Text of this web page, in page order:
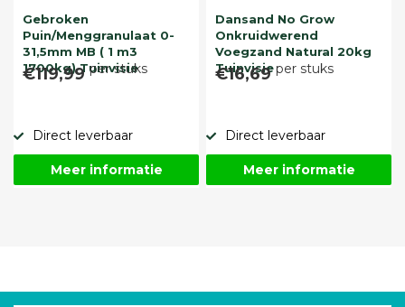
Gebroken
Puin/Menggranulaat 0-
31,5mm MB ( 1 m3
1700kg) Tuinvisie
€119,99 per stuks
Direct leverbaar
Meer informatie
Dansand No Grow
Onkruidwerend
Voegzand Natural 20kg
Tuinvisie
€16,69per stuks
Direct leverbaar
Meer informatie